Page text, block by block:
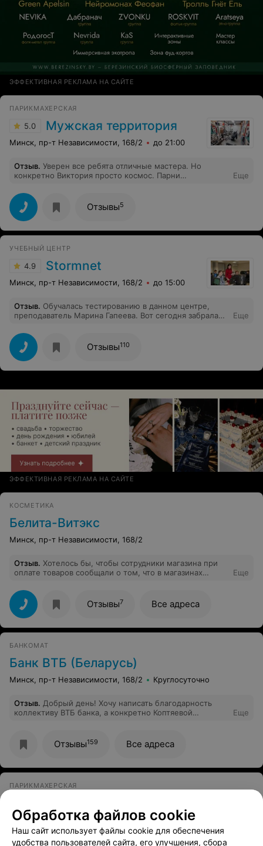
ЭФФЕКТИВНАЯ РЕКЛАМА НА САЙТЕ
ПАРИКМАХЕРСКАЯ
5.0 Мужская территория
Минск, пр-т Независимости, 168/2 до 21:00
Отзыв. Уверен все ребята отличные мастера. Но
конкретно Виктория просто космос. Парни
Еще
Отзывы5
УЧЕБНЫЙ ЦЕНТР
4.9 Stormnet
Минск, пр-т Независимости, 168/2 до 15:00
Отзыв. Обучалась тестированию в данном центре,
преподаватель Марина Гапеева. Вот сегодня забрала
положительным: Марина отличный преподаватель, все
доступно объясняет и кучу дополнительной
информации даёт из своего опыта. Очень терпелива,
снова и снова проверяла наши домашки)) Сами
презентации составлены очень содержательно, центр
Еще
Отзывы110
ЭФФЕКТИВНАЯ РЕКЛАМА НА САЙТЕ
КОСМЕТИКА
Белита-Витэкс
Минск, пр-т Независимости, 168/2
Отзыв. Хотелось бы, чтобы сотрудники магазина при
оплате товаров сообщали о том, что в магазинах
товаров, при этом объявления в магазине также нет!
Еще
Отзывы7 Все адреса
БАНКОМАТ
Банк ВТБ (Беларусь)
Минск, пр-т Независимости, 168/2 Круглосуточно
Отзыв. Добрый день! Хочу написать благодарность
коллективу ВТБ банка, а конкретно Коптяевой
написала фамилию)за терпение и умение выслушивать
сложившуюся ситуацию,которая произошла на той
виноваты,просто сама ситуация загнала в тупик! Клала
расплачивалась картой ВТБ банка,как оказалось все
произошёло необратимое возмущение! БПС банк
направил разобраться с моим банком,что в результате
придя в ВТБ банк под конец рабочего дня вынесли
мозг сотрудницам!!!а на самом-то деле нужно было не
Еще
Отзывы159 Все адреса
ПАРИКМАХЕРСКАЯ
Минск, пр-т Независимости, 172 до 18:00
Обработка файлов cookie
Наш сайт использует файлы cookie для обеспечения
удобства пользователей сайта, его улучшения, сбора